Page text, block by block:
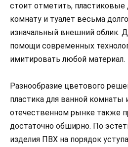
стоит отметить,
комнату и туалет весьма
изначальный внешний облик.
помощи современных
имитировать любой материал.
Разнообразие цветового
пластика для ванной комнаты
отечественном рынке также
достаточно обширно. По
изделия ПВХ на порядок